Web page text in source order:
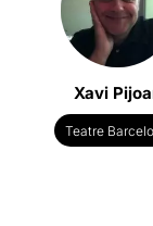
Xavi
Teatre